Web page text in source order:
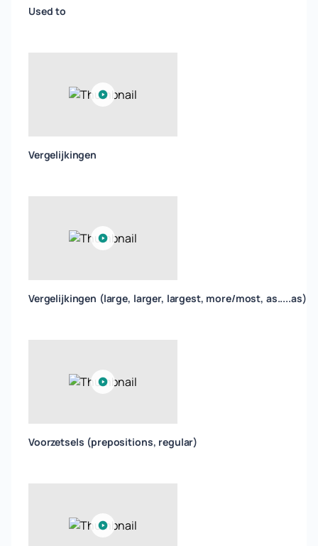
Used to
Vergelijkingen
Vergelijkingen (large, larger, largest, more/most, as.....as)
Voorzetsels (prepositions, regular)